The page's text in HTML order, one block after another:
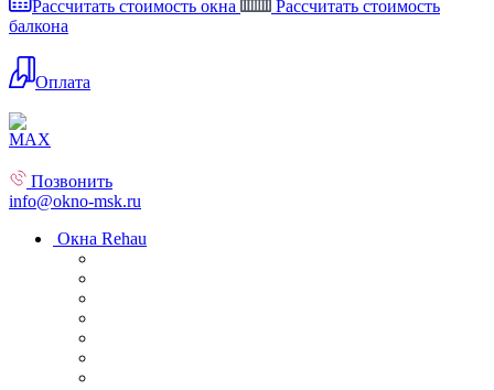
Рассчитать стоимость окна
Рассчитать стоимость
балкона
Оплата
Позвонить
info@okno-msk.ru
Окна Rehau